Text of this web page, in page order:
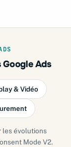
Ads
& Vidéo
les évolutions
Mode V2.